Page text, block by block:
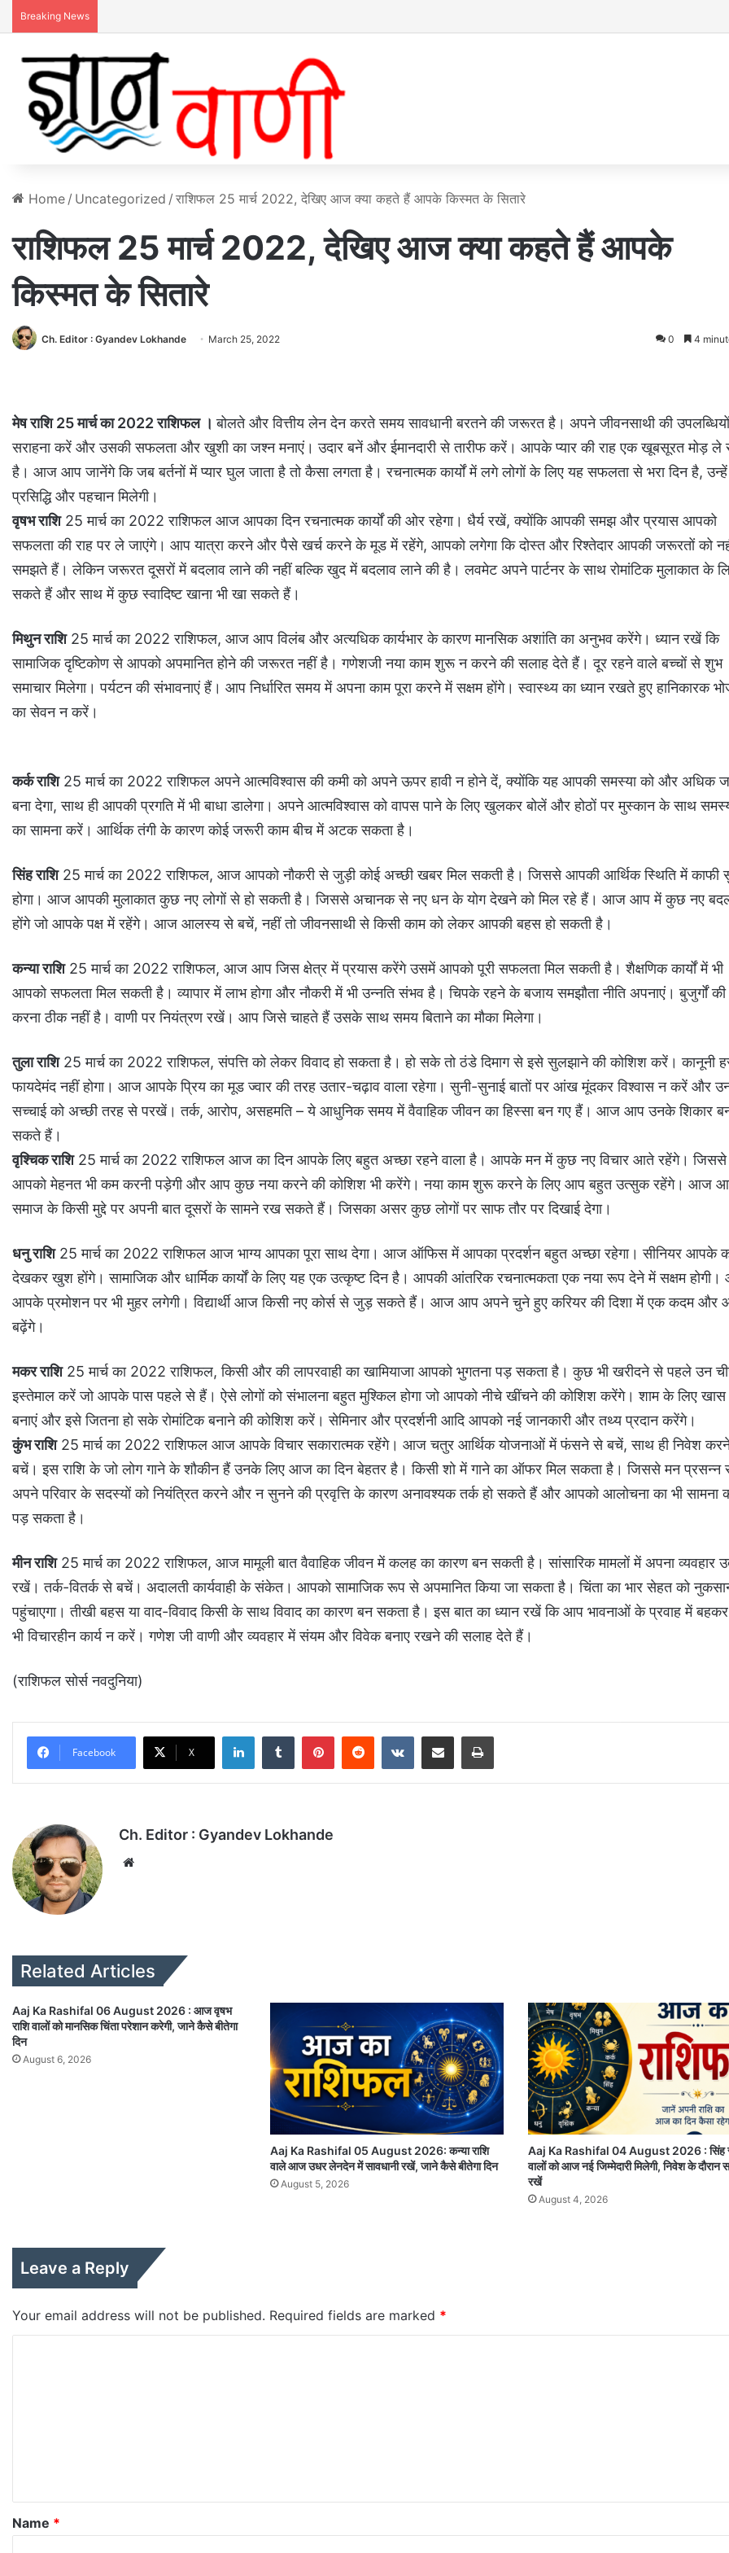
Breaking News
Home / Uncategorized / राशिफल 25 मार्च 2022, देखिए आज क्या कहते हैं आपके किस्मत के सितारे
राशिफल 25 मार्च 2022, देखिए आज क्या कहते हैं आपके
किस्मत के सितारे
Ch. Editor : Gyandev Lokhande March 25, 2022 0 4
मेष राशि 25 मार्च का 2022 राशिफल ।बोलते और वित्तीय लेन देन करते समय सावधानी बरतने की जरूरत है। अपने जीवनसाथी की
सराहना करें और उसकी सफलता और खुशी का जश्न मनाएं। उदार बनें और ईमानदारी से तारीफ करें। आपके प्यार की राह एक खूबसूरत मोड़ ले
है। आज आप जानेंगे कि जब बर्तनों में प्यार घुल जाता है तो कैसा लगता है। रचनात्मक कार्यों में लगे लोगों के लिए यह सफलता से भरा दिन है,
प्रसिद्धि और पहचान मिलेगी।
वृषभ राशि25 मार्च का 2022 राशिफल आज आपका दिन रचनात्मक कार्यों की ओर रहेगा। धैर्य रखें, क्योंकि आपकी समझ और प्रयास आपको
सफलता की राह पर ले जाएंगे। आप यात्रा करने और पैसे खर्च करने के मूड में रहेंगे, आपको लगेगा कि दोस्त और रिश्तेदार आपकी जरूरतों को
समझते हैं। लेकिन जरूरत दूसरों में बदलाव लाने की नहीं बल्कि खुद में बदलाव लाने की है। लवमेट अपने पार्टनर के साथ रोमांटिक मुलाकात के
सकते हैं और साथ में कुछ स्वादिष्ट खाना भी खा सकते हैं।
मिथुन राशि25 मार्च का 2022 राशिफल, आज आप विलंब और अत्यधिक कार्यभार के कारण मानसिक अशांति का अनुभव करेंगे। ध्यान रखें कि
सामाजिक दृष्टिकोण से आपको अपमानित होने की जरूरत नहीं है। गणेशजी नया काम शुरू न करने की सलाह देते हैं। दूर रहने वाले बच्चों से शुभ
समाचार मिलेगा। पर्यटन की संभावनाएं हैं। आप निर्धारित समय में अपना काम पूरा करने में सक्षम होंगे। स्वास्थ्य का ध्यान रखते हुए हानिकारक
का सेवन न करें।
कर्क राशि25 मार्च का 2022 राशिफल अपने आत्मविश्वास की कमी को अपने ऊपर हावी न होने दें, क्योंकि यह आपकी समस्या को और अधिक
बना देगा, साथ ही आपकी प्रगति में भी बाधा डालेगा। अपने आत्मविश्वास को वापस पाने के लिए खुलकर बोलें और होठों पर मुस्कान के साथ
का सामना करें। आर्थिक तंगी के कारण कोई जरूरी काम बीच में अटक सकता है।
सिंह राशि25 मार्च का 2022 राशिफल, आज आपको नौकरी से जुड़ी कोई अच्छी खबर मिल सकती है। जिससे आपकी आर्थिक स्थिति में काफी
होगा। आज आपकी मुलाकात कुछ नए लोगों से हो सकती है। जिससे अचानक से नए धन के योग देखने को मिल रहे हैं। आज आप में कुछ नए
होंगे जो आपके पक्ष में रहेंगे। आज आलस्य से बचें, नहीं तो जीवनसाथी से किसी काम को लेकर आपकी बहस हो सकती है।
कन्या राशि25 मार्च का 2022 राशिफल, आज आप जिस क्षेत्र में प्रयास करेंगे उसमें आपको पूरी सफलता मिल सकती है। शैक्षणिक कार्यों में भी
आपको सफलता मिल सकती है। व्यापार में लाभ होगा और नौकरी में भी उन्नति संभव है। चिपके रहने के बजाय समझौता नीति अपनाएं। बुजुर्गों की
करना ठीक नहीं है। वाणी पर नियंत्रण रखें। आप जिसे चाहते हैं उसके साथ समय बिताने का मौका मिलेगा।
तुला राशि25 मार्च का 2022 राशिफल, संपत्ति को लेकर विवाद हो सकता है। हो सके तो ठंडे दिमाग से इसे सुलझाने की कोशिश करें। कानूनी
फायदेमंद नहीं होगा। आज आपके प्रिय का मूड ज्वार की तरह उतार-चढ़ाव वाला रहेगा। सुनी-सुनाई बातों पर आंख मूंदकर विश्वास न करें और
सच्चाई को अच्छी तरह से परखें। तर्क, आरोप, असहमति – ये आधुनिक समय में वैवाहिक जीवन का हिस्सा बन गए हैं। आज आप उनके शिकार
सकते हैं।
वृश्चिक राशि25 मार्च का 2022 राशिफल आज का दिन आपके लिए बहुत अच्छा रहने वाला है। आपके मन में कुछ नए विचार आते रहेंगे। जिससे
आपको मेहनत भी कम करनी पड़ेगी और आप कुछ नया करने की कोशिश भी करेंगे। नया काम शुरू करने के लिए आप बहुत उत्सुक रहेंगे। आज
समाज के किसी मुद्दे पर अपनी बात दूसरों के सामने रख सकते हैं। जिसका असर कुछ लोगों पर साफ तौर पर दिखाई देगा।
धनु राशि25 मार्च का 2022 राशिफल आज भाग्य आपका पूरा साथ देगा। आज ऑफिस में आपका प्रदर्शन बहुत अच्छा रहेगा। सीनियर आपके
देखकर खुश होंगे। सामाजिक और धार्मिक कार्यों के लिए यह एक उत्कृष्ट दिन है। आपकी आंतरिक रचनात्मकता एक नया रूप देने में सक्षम
आपके प्रमोशन पर भी मुहर लगेगी। विद्यार्थी आज किसी नए कोर्स से जुड़ सकते हैं। आज आप अपने चुने हुए करियर की दिशा में एक कदम और
बढ़ेंगे।
मकर राशि25 मार्च का 2022 राशिफल, किसी और की लापरवाही का खामियाजा आपको भुगतना पड़ सकता है। कुछ भी खरीदने से पहले उन
इस्तेमाल करें जो आपके पास पहले से हैं। ऐसे लोगों को संभालना बहुत मुश्किल होगा जो आपको नीचे खींचने की कोशिश करेंगे। शाम के लिए खास
बनाएं और इसे जितना हो सके रोमांटिक बनाने की कोशिश करें। सेमिनार और प्रदर्शनी आदि आपको नई जानकारी और तथ्य प्रदान करेंगे।
कुंभ राशि25 मार्च का 2022 राशिफल आज आपके विचार सकारात्मक रहेंगे। आज चतुर आर्थिक योजनाओं में फंसने से बचें, साथ ही निवेश
बचें। इस राशि के जो लोग गाने के शौकीन हैं उनके लिए आज का दिन बेहतर है। किसी शो में गाने का ऑफर मिल सकता है। जिससे मन प्रसन्न
अपने परिवार के सदस्यों को नियंत्रित करने और न सुनने की प्रवृत्ति के कारण अनावश्यक तर्क हो सकते हैं और आपको आलोचना का भी सामना
पड़ सकता है।
मीन राशि25 मार्च का 2022 राशिफल, आज मामूली बात वैवाहिक जीवन में कलह का कारण बन सकती है। सांसारिक मामलों में अपना व्यवहार
रखें। तर्क-वितर्क से बचें। अदालती कार्यवाही के संकेत। आपको सामाजिक रूप से अपमानित किया जा सकता है। चिंता का भार सेहत को
पहुंचाएगा। तीखी बहस या वाद-विवाद किसी के साथ विवाद का कारण बन सकता है। इस बात का ध्यान रखें कि आप भावनाओं के प्रवाह में
भी विचारहीन कार्य न करें। गणेश जी वाणी और व्यवहार में संयम और विवेक बनाए रखने की सलाह देते हैं।
(राशिफल सोर्स नवदुनिया)
Facebook X
Ch. Editor : Gyandev Lokhande
Related Articles
Aaj Ka Rashifal 06 August 2026 : आज वृषभ
राशि वालों को मानसिक चिंता परेशान करेगी, जाने कैसे बीतेगा
दिन
August 6, 2026
Aaj Ka Rashifal 05 August 2026: कन्या राशि
वाले आज उधर लेनदेन में सावधानी रखें, जाने कैसे बीतेगा दिन
August 5, 2026
Aaj Ka Rashifal 04 August 2026 : सिंह
वालों को आज नई जिम्मेदारी मिलेगी, निवेश के दौरान
रखें
August 4, 2026
Leave a Reply
Your email address will not be published. Required fields are marked *
*
Name *